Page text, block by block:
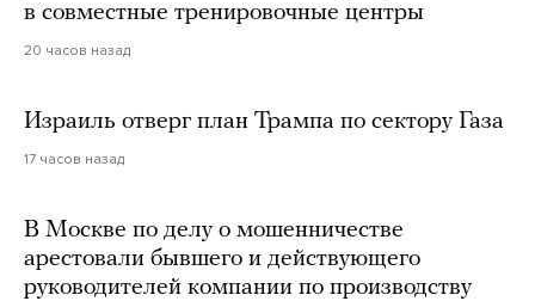
в совместные тренировочные центры
20 часов назад
Израиль отверг план Трампа по сектору Газа
17 часов назад
В Москве по делу о мошенничестве
арестовали бывшего и действующего
руководителей компании по производству